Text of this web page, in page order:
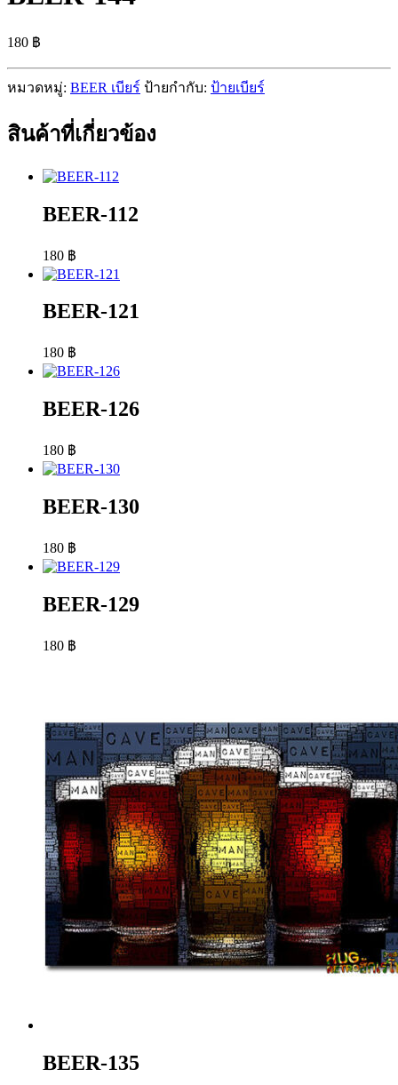
180 ฿
หมวดหมู่: BEER เบียร์ ป้ายกำกับ: ป้ายเบียร์
สินค้าที่เกี่ยวข้อง
BEER-112
180 ฿
BEER-121
180 ฿
BEER-126
180 ฿
BEER-130
180 ฿
BEER-129
180 ฿
BEER-135